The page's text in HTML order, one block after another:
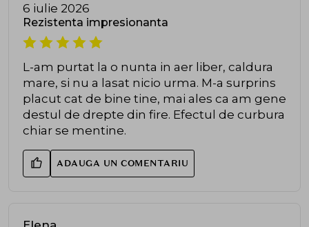
6 iulie 2026
Rezistenta impresionanta
L-am purtat la o nunta in aer liber, caldura
mare, si nu a lasat nicio urma. M-a surprins
placut cat de bine tine, mai ales ca am gene
destul de drepte din fire. Efectul de curbura
chiar se mentine.
ADAUGA UN COMENTARIU